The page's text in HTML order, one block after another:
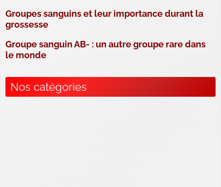
Groupes sanguins et leur importance durant la
grossesse
Groupe sanguin AB- : un autre groupe rare dans
le monde
Nos catégories